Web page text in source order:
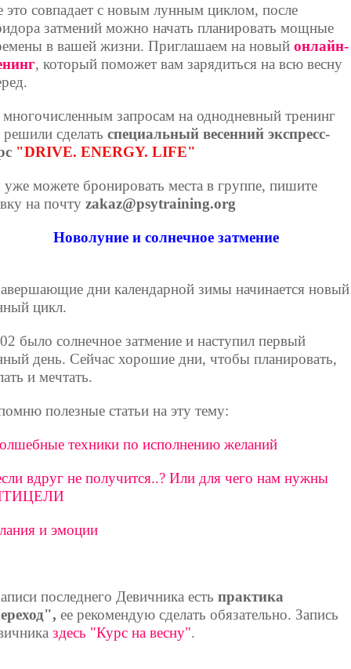
это совпадает с новым лунным циклом, после
затмений можно начать планировать мощные
в вашей жизни. Приглашаем на новый онлайн-
, который поможет вам зарядиться на всю весну
запросам на однодневный тренинг
сделать специальный весенний экспресс-
"DRIVE. ENERGY. LIFE"
можете бронировать места в группе, пишите
на почту zakaz@psytraining.org
Новолуние и солнечное затмение
дни календарной зимы начинается новый
цикл.
было солнечное затмение и наступил первый
день. Сейчас хорошие дни, чтобы планировать,
и мечтать.
полезные статьи на эту тему:
техники по исполнению желаний
вдруг не получится..? Или для чего нам нужны
и эмоции
последнего Девичника есть практика
ее рекомендую сделать обязательно. Запись
здесь "Курс на весну".